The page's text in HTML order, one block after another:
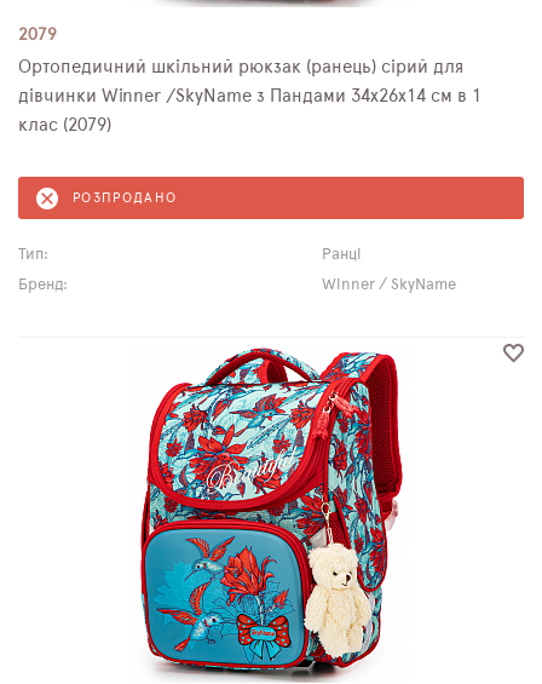
2079
Ортопедичний шкільний рюкзак (ранець) сірий для
дівчинки Winner /SkyName з Пандами 34х26х14 см в 1
клас (2079)
РОЗПРОДАНО
Тип:
Ранці
Бренд:
Winner / SkyName